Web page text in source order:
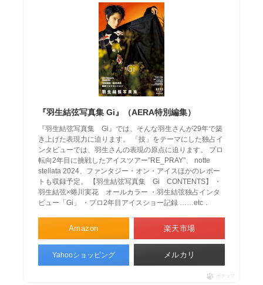
『羽生結弦写真集 Gi』（AERA特別編集）
『羽生結弦写真集 Gi』では、そんな羽生さんが29年で築
き上げた表現力に迫ります。 「技」をテーマにした独占イ
ンタビューでは、羽生さんの表現の原点に迫ります。 プロ
転向2年目に挑戦したアイスツアー”RE_PRAY”、 notte
stellata 2024、ファンタジー・オン・アイスほかのレポー
トも収録予定。 【羽生結弦写真集 Gi CONTENTS】 ・
羽生結弦×蜷川実花 オールカラー ・羽生結弦独占インタ
ビュー「Gi」 ・プロ2年目アイスショー記録 ……etc．
Amazon 楽天市場
Yahooショッピング メルカリ
ポチップ